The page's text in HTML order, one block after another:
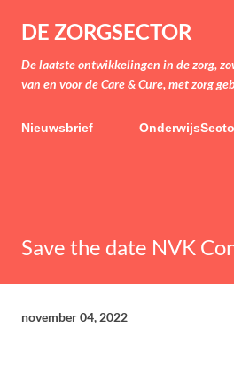
Doorgaan naar
DE ZORGSECTOR
De laatste ontwikkelingen in de zorg,
van en voor de Care & Cure, met zorg
Nieuwsbrief
Save the date NVK
november 04, 2022